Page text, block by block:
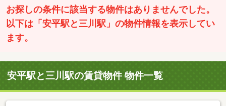
お探しの条件に該当する物件はありませんでした。
以下は「安平駅と三川駅」の物件情報を表示してい
ます。
安平駅と三川駅の賃貸物件 物件一覧